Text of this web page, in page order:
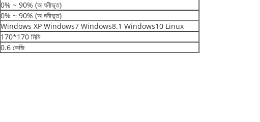
0% ~ 90% (অ ঘনীভূত)
0% ~ 90% (অ ঘনীভূত)
Windows XP Windows7 Windows8.1 Windows10 Linux
170*170 মিমি
0.6 কেজি